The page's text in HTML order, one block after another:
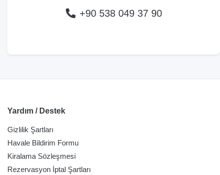
+90 538 049 37 90
Yardım / Destek
Gizlilik Şartları
Havale Bildirim Formu
Kiralama Sözleşmesi
Rezervasyon İptal Şartları